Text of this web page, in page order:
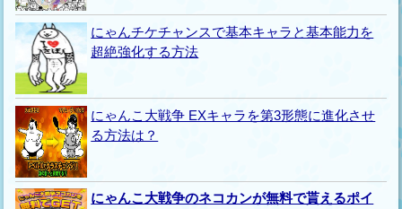
にゃんチケチャンスで基本キャラと基本能力を
超絶強化する方法
にゃんこ大戦争 EXキャラを第3形態に進化させ
る方法は？
にゃんこ大戦争のネコカンが無料で貰えるポイ